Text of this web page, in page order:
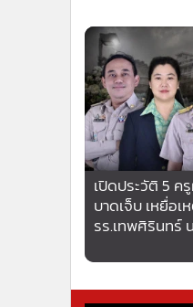
Celeb Online
Gotomanager
เปิดประวัติ 5 ค
บาดเจ็บ เหยื่อเ
รร.เทพศิรินทร์